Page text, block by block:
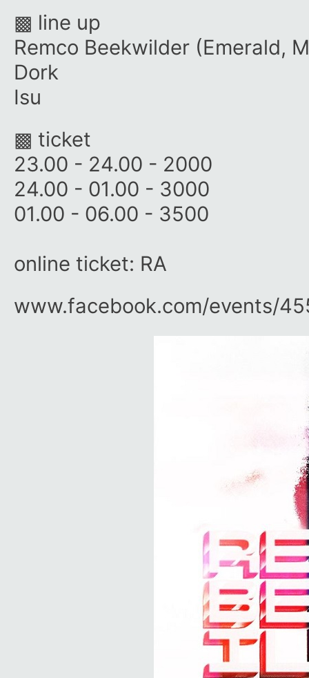
▩ line up
Remco Beekwilder (Emerald,
Dork
Isu
▩ ticket
23.00 - 24.00 - 2000
24.00 - 01.00 - 3000
01.00 - 06.00 - 3500
online ticket: RA
www.facebook.com/​events/​